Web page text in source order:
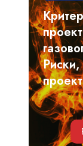
газового
Риски,
решения
и
примеры
проектов